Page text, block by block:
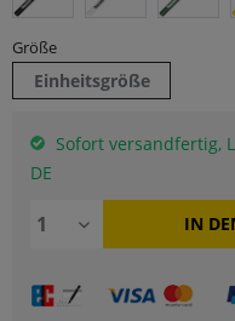
Größe
Einheitsgröße
Sofort versandfertig,
DE
IN